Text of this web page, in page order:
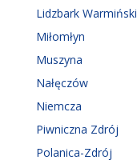
Lidzbark Warmiński
Miłomłyn
Muszyna
Nałęczów
Niemcza
Piwniczna Zdrój
Polanica-Zdrój